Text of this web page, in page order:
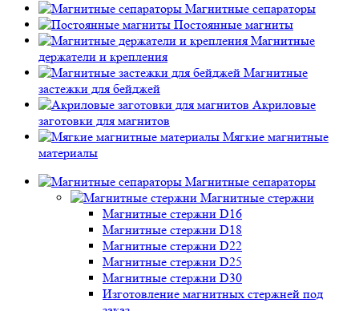
Магнитные сепараторы
Постоянные магниты
Магнитные
держатели и крепления
Магнитные
застежки для бейджей
Акриловые
заготовки для магнитов
Мягкие магнитные
материалы
Магнитные сепараторы
Магнитные стержни
Магнитные стержни D16
Магнитные стержни D18
Магнитные стержни D22
Магнитные стержни D25
Магнитные стержни D30
Изготовление магнитных стержней под